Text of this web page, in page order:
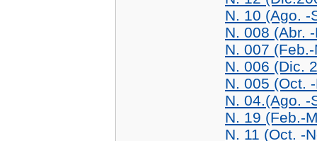
N. 10 (Ago. -
N. 008 (Abr.
N. 007
N. 006 (Dic.
N. 005 (Oct.
N. 04.(Ago. -
N. 19 (Feb.-
N. 11 (Oct. -